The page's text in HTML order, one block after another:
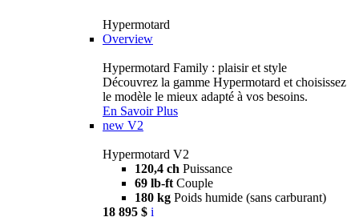
Hypermotard
Overview
Hypermotard Family : plaisir et style
Découvrez la gamme Hypermotard et choisissez
le modèle le mieux adapté à vos besoins.
En Savoir Plus
new V2
Hypermotard V2
120,4 ch Puissance
69 lb-ft Couple
180 kg Poids humide (sans carburant)
18 895 $ i